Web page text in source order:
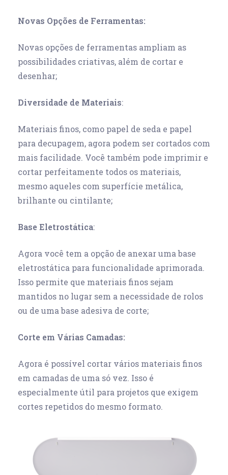
Novas Opções de Ferramentas:
Novas opções de ferramentas ampliam as
possibilidades criativas, além de cortar e
desenhar;
Diversidade de Materiais:
Materiais finos, como papel de seda e papel
para decupagem, agora podem ser cortados com
mais facilidade. Você também pode imprimir e
cortar perfeitamente todos os materiais,
mesmo aqueles com superfície metálica,
brilhante ou cintilante;
Base Eletrostática:
Agora você tem a opção de anexar uma base
eletrostática para funcionalidade aprimorada.
Isso permite que materiais finos sejam
mantidos no lugar sem a necessidade de rolos
ou de uma base adesiva de corte;
Corte em Várias Camadas:
Agora é possível cortar vários materiais finos
em camadas de uma só vez. Isso é
especialmente útil para projetos que exigem
cortes repetidos do mesmo formato.